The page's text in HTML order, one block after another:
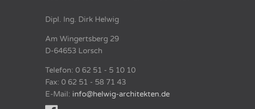
Dipl. Ing. Dirk Helwig
Am Wingertsberg 29
D-64653 Lorsch
Telefon: 0 62 51 - 5 10 10
Fax: 0 62 51 - 58 71 43
E-Mail: info@helwig-architekten.de